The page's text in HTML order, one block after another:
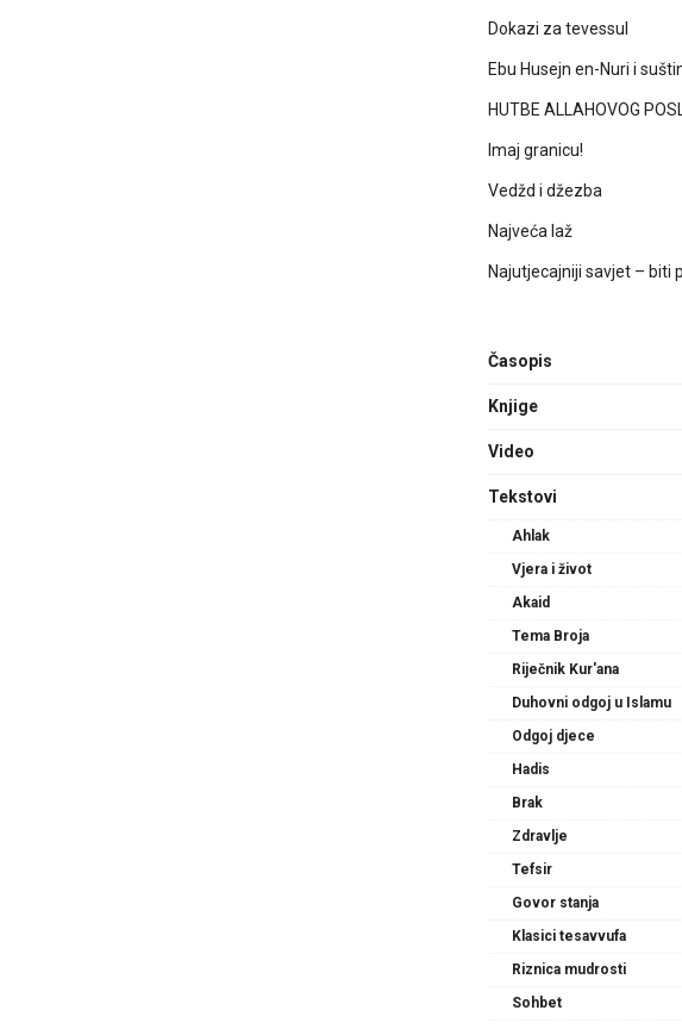
Dokazi za tevessul
Ebu Husejn en-Nuri i
HUTBE ALLAHOVOG
Imaj granicu!
Vedžd i džezba
Najveća laž
Najutjecajniji savjet – biti
Časopis
Knjige
Video
Tekstovi
Ahlak
Vjera i život
Akaid
Tema Broja
Riječnik Kur'ana
Duhovni odgoj u Islamu
Odgoj djece
Hadis
Brak
Zdravlje
Tefsir
Govor stanja
Klasici tesavvufa
Riznica mudrosti
Sohbet